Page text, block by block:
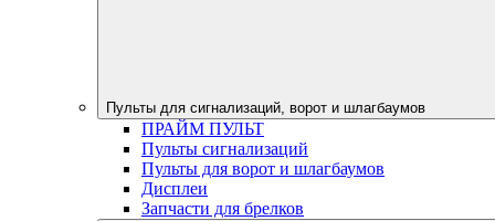
Пульты для сигнализаций, ворот и шлагбаумов
ПРАЙМ ПУЛЬТ
Пульты сигнализаций
Пульты для ворот и шлагбаумов
Дисплеи
Запчасти для брелков